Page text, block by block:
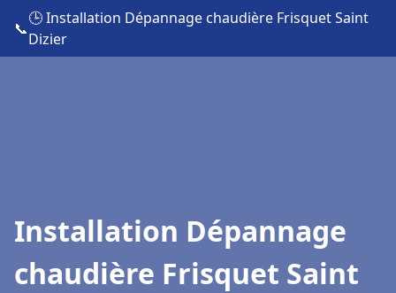
📞
🕒 Installation Dépannage chaudière Frisquet Saint
Dizier
Installation Dépannage
chaudière Frisquet Saint